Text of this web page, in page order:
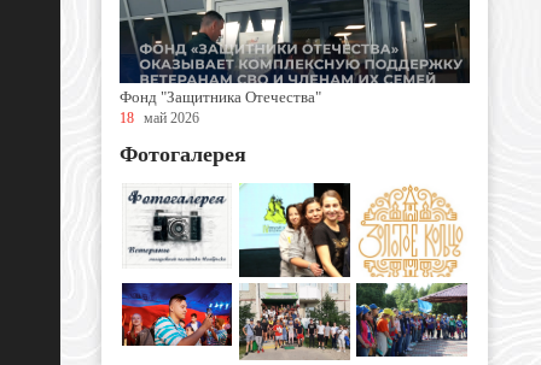
Фонд "Защитника Отечества"
18 май 2026
Фотогалерея